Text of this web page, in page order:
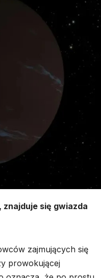
się gwiazda
zajmujących się
prowokującej